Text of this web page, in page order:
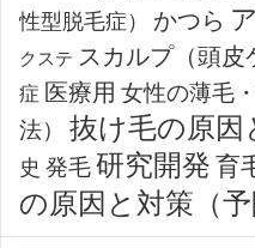
性型脱毛症）
かつら
クステ スカルプ（頭皮
症 医療用 女性の薄毛
法）
抜け毛の原因
史 発毛研究開発 育
の原因と対策（予